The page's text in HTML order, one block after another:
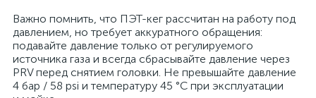
Важно помнить, что ПЭТ-кег рассчитан на работу под
давлением, но требует аккуратного обращения:
подавайте давление только от регулируемого
источника газа и всегда сбрасывайте давление через
PRV перед снятием головки. Не превышайте давление
4 бар / 58 psi и температуру 45 °C при эксплуатации